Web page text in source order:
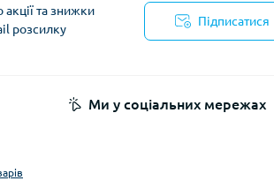
та знижки
розсилку
Підписатися
Ми у соціальних мережах